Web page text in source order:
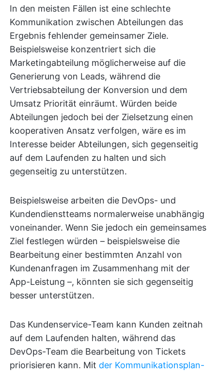
In den meisten Fällen ist eine schlechte
Kommunikation zwischen Abteilungen das
Ergebnis fehlender gemeinsamer Ziele.
Beispielsweise konzentriert sich die
Marketingabteilung möglicherweise auf die
Generierung von Leads, während die
Vertriebsabteilung der Konversion und dem
Umsatz Priorität einräumt. Würden beide
Abteilungen jedoch bei der Zielsetzung einen
kooperativen Ansatz verfolgen, wäre es im
Interesse beider Abteilungen, sich gegenseitig
auf dem Laufenden zu halten und sich
gegenseitig zu unterstützen.
Beispielsweise arbeiten die DevOps- und
Kundendienstteams normalerweise unabhängig
voneinander. Wenn Sie jedoch ein gemeinsames
Ziel festlegen würden – beispielsweise die
Bearbeitung einer bestimmten Anzahl von
Kundenanfragen im Zusammenhang mit der
App-Leistung –, könnten sie sich gegenseitig
besser unterstützen.
Das Kundenservice-Team kann Kunden zeitnah
auf dem Laufenden halten, während das
DevOps-Team die Bearbeitung von Tickets
priorisieren kann. Mit der Kommunikationsplan-